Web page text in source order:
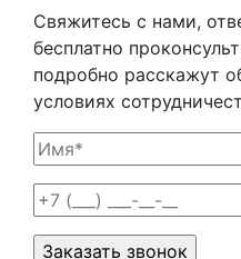
Свяжитесь с нами,
бесплатно
подробно расскажут
условиях